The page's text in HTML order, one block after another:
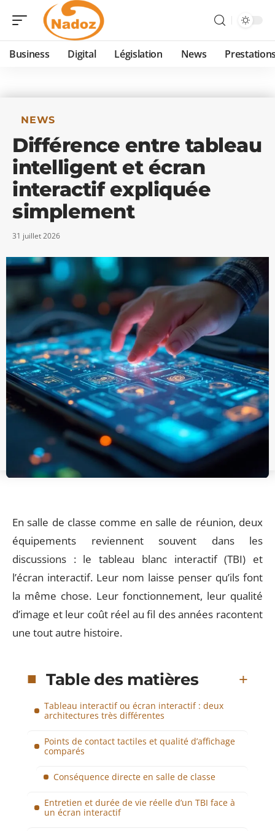
Business Digital Législation News
NEWS
Différence entre tableau
intelligent et écran
interactif expliquée
simplement
31 juillet 2026
En salle de classe comme en salle de réunion, deux
équipements reviennent souvent dans les
discussions : le tableau blanc interactif (TBI) et
l’écran interactif. Leur nom laisse penser qu’ils font
la même chose. Leur fonctionnement, leur qualité
d’image et leur coût réel au fil des années racontent
une tout autre histoire.
Table des matières
Tableau interactif ou écran interactif : deux
architectures très différentes
Points de contact tactiles et qualité d’affichage
comparés
Conséquence directe en salle de classe
Entretien et durée de vie réelle d’un TBI face à
un écran interactif